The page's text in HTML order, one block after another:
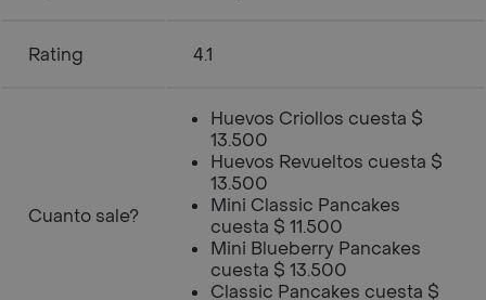
Rating 4.1
Cuanto sale?
Huevos Criollos cuesta $
13.500
Huevos Revueltos cuesta $
13.500
Mini Classic Pancakes
cuesta $ 11.500
Mini Blueberry Pancakes
cuesta $ 13.500
Classic Pancakes cuesta $